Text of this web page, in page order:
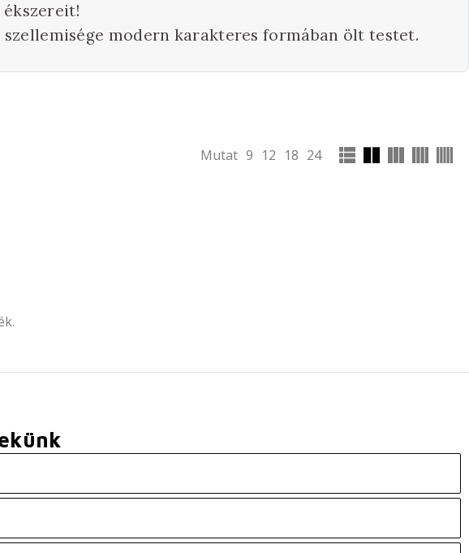
modern karakteres formában ölt testet.
Mutat 9 12 18 24